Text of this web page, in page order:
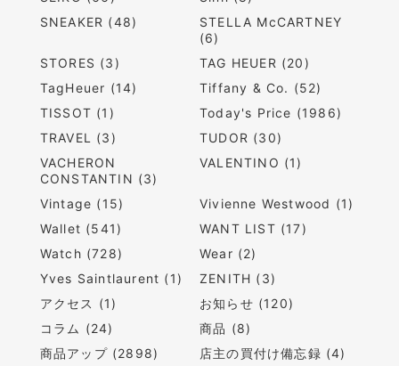
SNEAKER (48)
STELLA McCARTNEY
(6)
STORES (3)
TAG HEUER (20)
TagHeuer (14)
Tiffany & Co. (52)
TISSOT (1)
Today's Price (1986)
TRAVEL (3)
TUDOR (30)
VACHERON
CONSTANTIN (3)
VALENTINO (1)
Vintage (15)
Vivienne Westwood (1)
Wallet (541)
WANT LIST (17)
Watch (728)
Wear (2)
Yves Saintlaurent (1)
ZENITH (3)
アクセス (1)
お知らせ (120)
コラム (24)
商品 (8)
商品アップ (2898)
店主の買付け備忘録 (4)